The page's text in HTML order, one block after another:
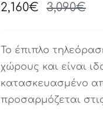
3,090€
2,160€
Το έπιπλο
χώρους και είναι
κατασκευασμένο
προσαρμόζεται